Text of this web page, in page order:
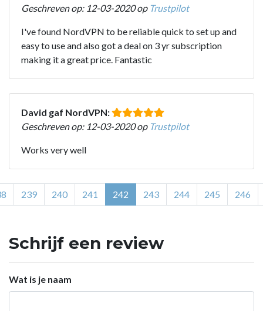
Geschreven op: 12-03-2020 op Trustpilot
I've found NordVPN to be reliable quick to set up and
easy to use and also got a deal on 3 yr subscription
making it a great price. Fantastic
David gaf NordVPN:
Geschreven op: 12-03-2020 op Trustpilot
Works very well
239 240 241 242 243 244 245 246
Schrijf een review
Wat is je naam